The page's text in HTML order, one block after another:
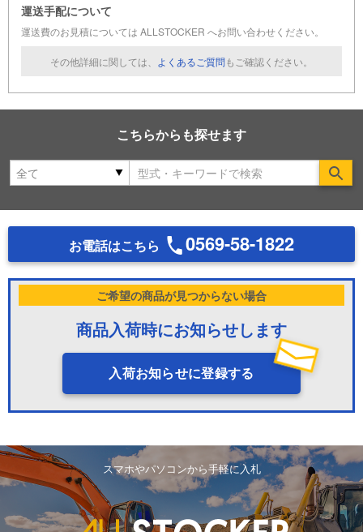
運送手配について
運送費のお見積については ALLSTOCKER へお問い合わせください。
その他詳細に関しては、 よくあるご質問もご確認ください。
こちらからも探せます
お電話はこちら 0569-58-1822
ご希望の商品が見つからない場合
商品入荷時にお知らせします
入荷お知らせに登録する
スマホやパソコンから手軽に入札